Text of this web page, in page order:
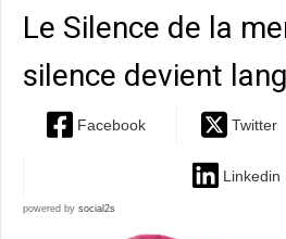
Le Silence de la
silence devient
Facebook Twitter
Linkedin
powered by social2s